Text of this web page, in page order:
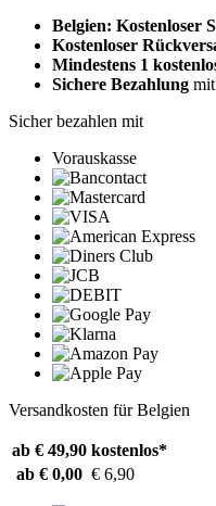
Belgien: Kostenloser
Kostenloser
Mindestens 1
Sichere Bezahlung
Sicher bezahlen mit
Vorauskasse
Versandkosten für Belgien
ab € 49,90 kostenlos*
ab € 0,00 € 6,90